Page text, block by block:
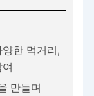
한 먹거리,
만들며